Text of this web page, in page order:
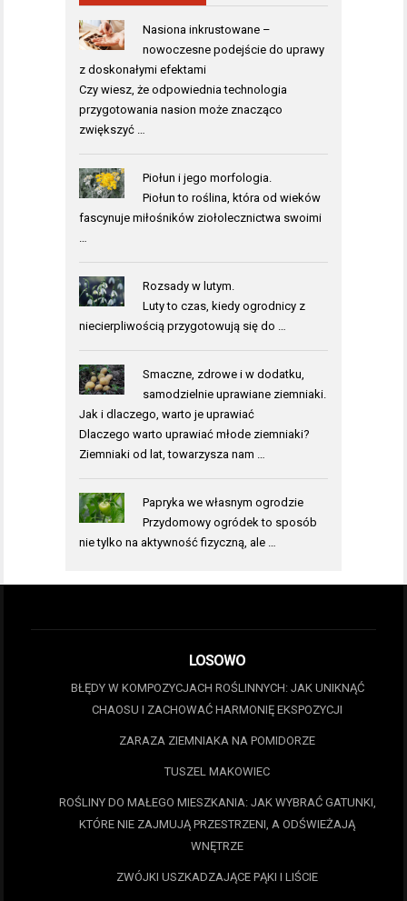
Nasiona inkrustowane –
nowoczesne podejście do uprawy
z doskonałymi efektami
Czy wiesz, że odpowiednia technologia
przygotowania nasion może znacząco
zwiększyć …
Piołun i jego morfologia.
Piołun to roślina, która od wieków
fascynuje miłośników ziołolecznictwa swoimi
…
Rozsady w lutym.
Luty to czas, kiedy ogrodnicy z
niecierpliwością przygotowują się do …
Smaczne, zdrowe i w dodatku,
samodzielnie uprawiane ziemniaki.
Jak i dlaczego, warto je uprawiać
Dlaczego warto uprawiać młode ziemniaki?
Ziemniaki od lat, towarzysza nam …
Papryka we własnym ogrodzie
Przydomowy ogródek to sposób
nie tylko na aktywność fizyczną, ale …
LOSOWO
BŁĘDY W KOMPOZYCJACH ROŚLINNYCH: JAK UNIKNĄĆ
CHAOSU I ZACHOWAĆ HARMONIĘ EKSPOZYCJI
ZARAZA ZIEMNIAKA NA POMIDORZE
TUSZEL MAKOWIEC
ROŚLINY DO MAŁEGO MIESZKANIA: JAK WYBRAĆ GATUNKI,
KTÓRE NIE ZAJMUJĄ PRZESTRZENI, A ODŚWIEŻAJĄ
WNĘTRZE
ZWÓJKI USZKADZAJĄCE PĄKI I LIŚCIE